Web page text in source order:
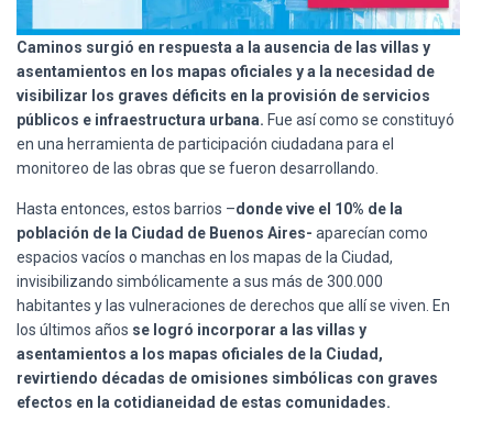
Caminos surgió en respuesta a la ausencia de las villas y
asentamientos en los mapas oficiales y a la necesidad de
visibilizar los graves déficits en la provisión de servicios
públicos e infraestructura urbana. Fue así como se constituyó
en una herramienta de participación ciudadana para el
monitoreo de las obras que se fueron desarrollando.
Hasta entonces, estos barrios –donde vive el 10% de la
población de la Ciudad de Buenos Aires- aparecían como
espacios vacíos o manchas en los mapas de la Ciudad,
invisibilizando simbólicamente a sus más de 300.000
habitantes y las vulneraciones de derechos que allí se viven. En
los últimos años se logró incorporar a las villas y
asentamientos a los mapas oficiales de la Ciudad,
revirtiendo décadas de omisiones simbólicas con graves
efectos en la cotidianeidad de estas comunidades.